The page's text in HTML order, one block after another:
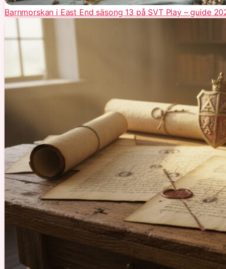
Barnmorskan i East End säsong 13 på SVT Play – guide